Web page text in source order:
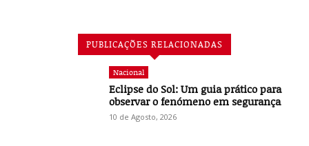
PUBLICAÇÕES RELACIONADAS
Nacional
Eclipse do Sol: Um guia prático para
observar o fenómeno em segurança
10 de Agosto, 2026